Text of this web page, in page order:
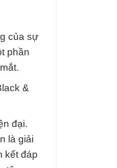
của sự
phần
&
đại.
là giải
kết đáp